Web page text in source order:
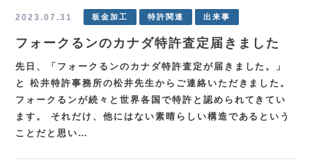
2023.07.31 板金加工 特許関連 出来事
フォークるンのカナダ特許査定届きました
先日、「フォークるンのカナダ特許査定が届きました。」
と 松井特許事務所の松井先生からご連絡いただきました。
フォークるンが続々と世界各国で特許と認められてきてい
ます。 それだけ、他にはない素晴らしい構造であるという
ことだと思い…